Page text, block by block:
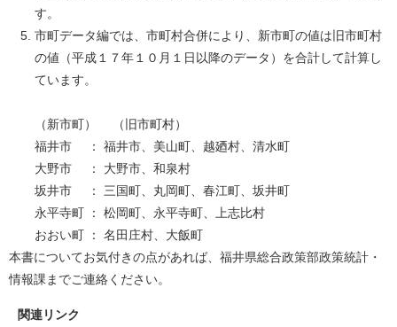
す。
市町データ編では、市町村合併により、新市町の値は旧市町村
の値（平成１７年１０月１日以降のデータ）を合計して計算し
ています。
（新市町） （旧市町村）
福井市 ： 福井市、美山町、越廼村、清水町
大野市 ： 大野市、和泉村
坂井市 ： 三国町、丸岡町、春江町、坂井町
永平寺町 ： 松岡町、永平寺町、上志比村
おおい町 ： 名田庄村、大飯町
本書についてお気付きの点があれば、福井県総合政策部政策統計・
情報課までご連絡ください。
関連リンク